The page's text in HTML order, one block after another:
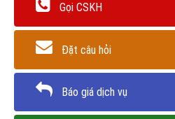
Gọi CSKH
Đặt câu hỏi
Báo giá dịch vụ